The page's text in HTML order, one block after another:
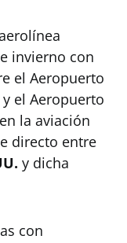
invierno con
el Aeropuerto
y el Aeropuerto
la aviación
directo entre
y dicha
con